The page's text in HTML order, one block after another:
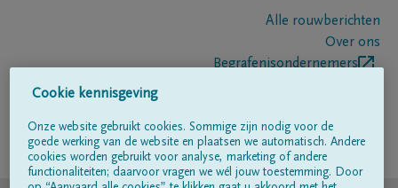
Alle rouwberichten
Over ons
Begrafenisondernemers
Volg ons op
Cookie kennisgeving
Onze website gebruikt cookies. Sommige zijn nodig voor de
goede werking van de website en plaatsen we automatisch. Andere
cookies worden gebruikt voor analyse, marketing of andere
functionaliteiten; daarvoor vragen we wél jouw toestemming. Door